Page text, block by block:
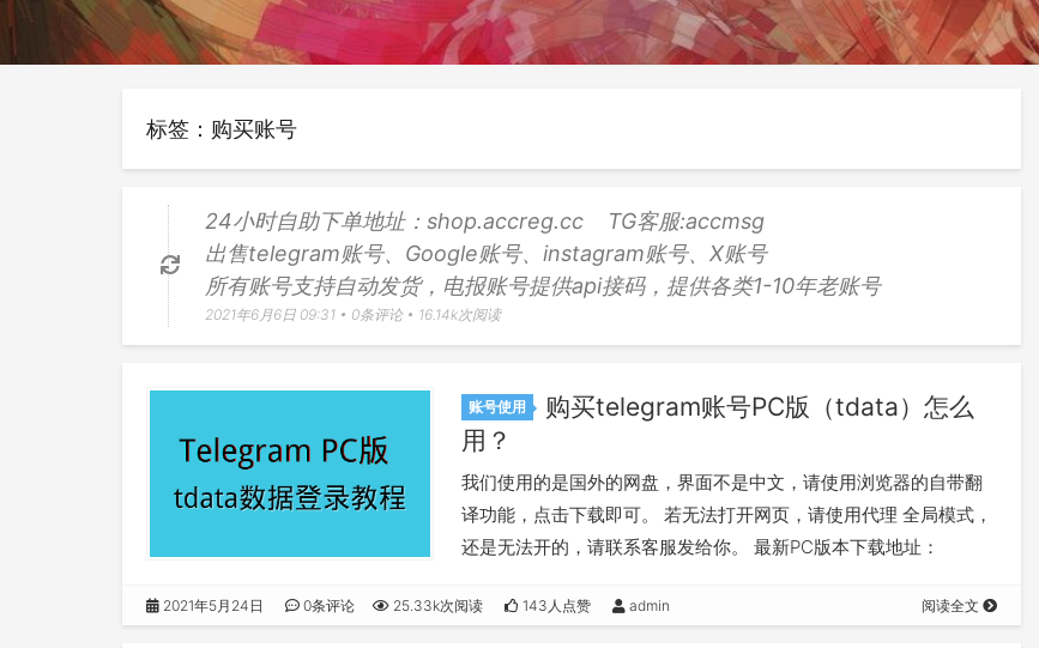
标签：购买账号
24小时自助下单地址： shop.accreg.cc TG客服:accmsg
出售telegram账号、Google账号、instagram账号、X账号
所有账号支持自动发货，电报账号提供api接码，提供各类1-10年老账号
2021年6月6日 09:31 • 0条评论• 16.14k次阅读
账号使用
购买telegram账号PC版（tdata）怎么
用？
我们使用的是国外的网盘，界面不是中文，请使用浏览器的自带翻
译功能，点击下载即可。 若无法打开网页，请使用代理 全局模式，
还是无法开的，请联系客服发给你。 最新PC版本下载地址：
2021年5月24日 0条评论 25.33k次阅读 143人点赞 admin 阅读全文